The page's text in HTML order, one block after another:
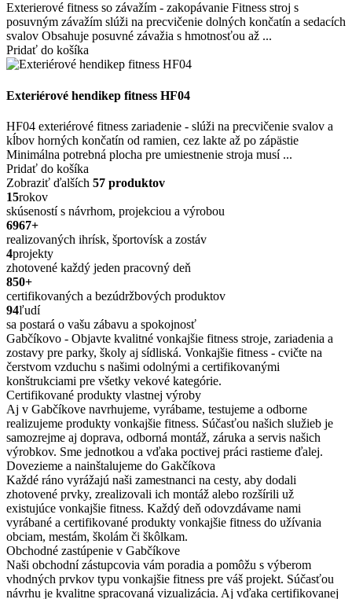
Exterierové fitness so závažím - zakopávanie Fitness stroj s
posuvným závažím slúži na precvičenie dolných končatín a sedacích
svalov Obsahuje posuvné závažia s hmotnosťou až ...
Pridať do košíka
Exteriérové hendikep fitness HF04
HF04 exteriérové fitness zariadenie - slúži na precvičenie svalov a
kĺbov horných končatín od ramien, cez lakte až po zápästie
Minimálna potrebná plocha pre umiestnenie stroja musí ...
Pridať do košíka
Zobraziť ďalších 57 produktov
15rokov
skúseností s návrhom, projekciou a výrobou
6967+
realizovaných ihrísk, športovísk a zostáv
4projekty
zhotovené každý jeden pracovný deň
850+
certifikovaných a bezúdržbových produktov
94ľudí
sa postará o vašu zábavu a spokojnosť
Gabčíkovo - Objavte kvalitné vonkajšie fitness stroje, zariadenia a
zostavy pre parky, školy aj sídliská. Vonkajšie fitness - cvičte na
čerstvom vzduchu s našimi odolnými a certifikovanými
konštrukciami pre všetky vekové kategórie.
Certifikované produkty vlastnej výroby
Aj v Gabčíkove navrhujeme, vyrábame, testujeme a odborne
realizujeme produkty vonkajšie fitness. Súčasťou našich služieb je
samozrejme aj doprava, odborná montáž, záruka a servis našich
výrobkov. Sme jednotkou a vďaka poctivej práci rastieme ďalej.
Dovezieme a nainštalujeme do Gakčíkova
Každé ráno vyrážajú naši zamestnanci na cesty, aby dodali
zhotovené prvky, zrealizovali ich montáž alebo rozšírili už
existujúce vonkajšie fitness. Každý deň odovzdávame nami
vyrábané a certifikované produkty vonkajšie fitness do užívania
obciam, mestám, školám či škôlkam.
Obchodné zastúpenie v Gabčíkove
Naši obchodní zástupcovia vám poradia a pomôžu s výberom
vhodných prvkov typu vonkajšie fitness pre váš projekt. Súčasťou
návrhu je kvalitne spracovaná vizualizácia. Aj vďaka certifikovanej